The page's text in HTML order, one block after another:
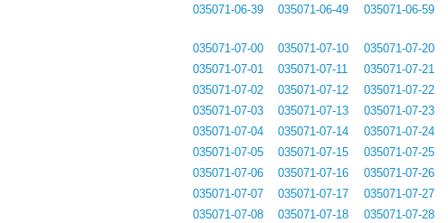
035071-06-39
035071-06-49
035071-06-59
035071-07-00
035071-07-01
035071-07-02
035071-07-03
035071-07-04
035071-07-05
035071-07-06
035071-07-07
035071-07-08
035071-07-10
035071-07-11
035071-07-12
035071-07-13
035071-07-14
035071-07-15
035071-07-16
035071-07-17
035071-07-18
035071-07-20
035071-07-21
035071-07-22
035071-07-23
035071-07-24
035071-07-25
035071-07-26
035071-07-27
035071-07-28